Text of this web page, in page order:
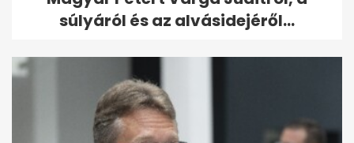
súlyáról és az alvásidejéről...